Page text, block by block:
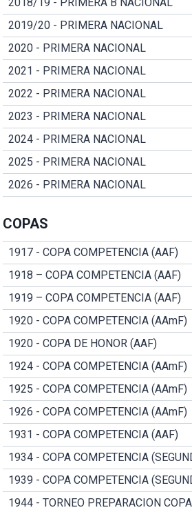
2019/20 - PRIMERA NACIONAL
2020 - PRIMERA NACIONAL
2021 - PRIMERA NACIONAL
2022 - PRIMERA NACIONAL
2023 - PRIMERA NACIONAL
2024 - PRIMERA NACIONAL
2025 - PRIMERA NACIONAL
2026 - PRIMERA NACIONAL
COPAS
1917 - COPA COMPETENCIA (AAF)
1918 – COPA COMPETENCIA (AAF)
1919 – COPA COMPETENCIA (AAF)
1920 - COPA COMPETENCIA (AAmF)
1920 - COPA DE HONOR (AAF)
1924 - COPA COMPETENCIA (AAmF)
1925 - COPA COMPETENCIA (AAmF)
1926 - COPA COMPETENCIA (AAmF)
1931 - COPA COMPETENCIA (AAF)
1934 - COPA COMPETENCIA
1939 - COPA COMPETENCIA
1944 - TORNEO PREPARACION